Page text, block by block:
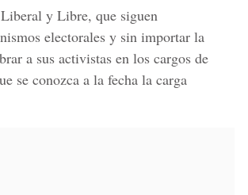
y Libre, que siguen
electorales y sin importar la
a sus activistas en los cargos de
se conozca a la fecha la carga